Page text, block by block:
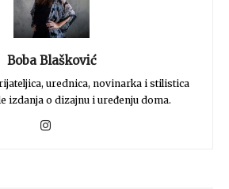
Boba Blašković
urednica, novinarka i stilistica
izdanja o dizajnu i uređenju doma.